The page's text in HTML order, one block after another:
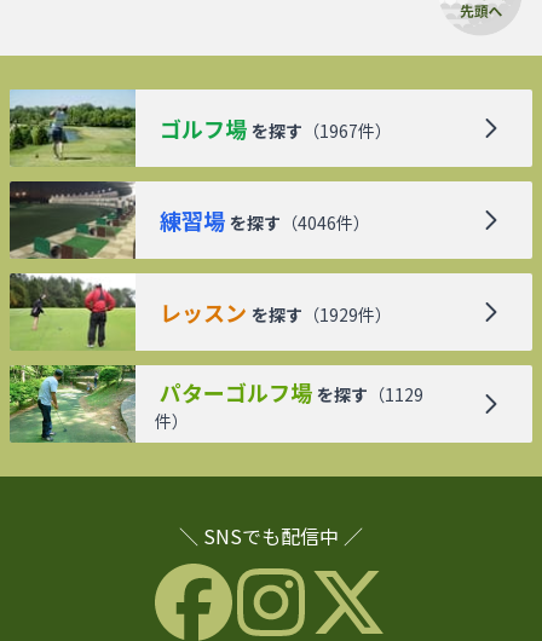
ゴルフ場 を探す （1967件）
練習場 を探す （4046件）
レッスン を探す （1929件）
パターゴルフ場 を探す （1129
件）
＼ SNSでも配信中 ／